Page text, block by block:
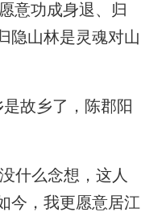
意功成身退、归
隐山林是灵魂对山
故乡了，陈郡阳
什么念想，这人
今，我更愿意居江